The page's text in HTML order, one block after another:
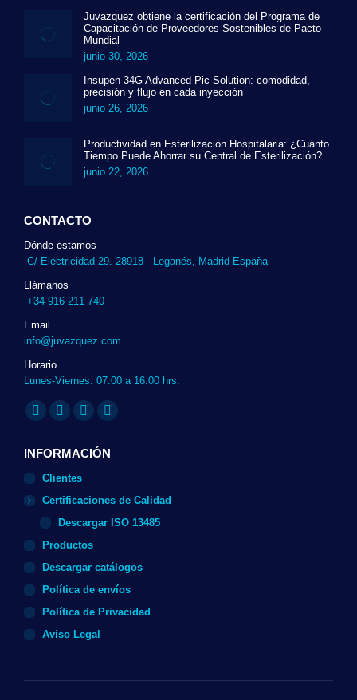
Juvazquez obtiene la certificación del Programa de
Capacitación de Proveedores Sostenibles de Pacto
Mundial
junio 30, 2026
Insupen 34G Advanced Pic Solution: comodidad,
precisión y flujo en cada inyección
junio 26, 2026
Productividad en Esterilización Hospitalaria: ¿Cuánto
Tiempo Puede Ahorrar su Central de Esterilización?
junio 22, 2026
CONTACTO
Dónde estamos
C/ Electricidad 29. 28918 - Leganés, Madrid España
Llámanos
+34 916 211 740
Email
info@juvazquez.com
Horario
Lunes-Viernes: 07:00 a 16:00 hrs.
Encuéntranos en:
Twitter
opens
in
new
window
Linkedin
opens
in
new
window
Instagram
opens
new
window
Whatsapp
opens
new
window
INFORMACIÓN
Clientes
Certificaciones de Calidad
Descargar ISO 13485
Productos
Descargar catálogos
Política de envíos
Política de Privacidad
Aviso Legal